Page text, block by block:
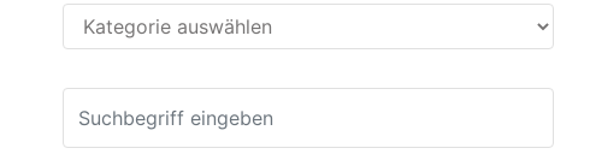
Kategorien